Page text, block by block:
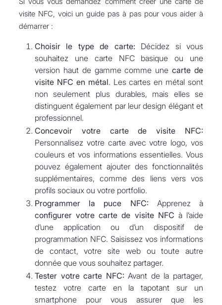
visite NFC, voici un guide pas à pas pour vous aider à
démarrer :
Choisir le type de carte: Décidez si vous
souhaitez une carte NFC basique ou une
version haut de gamme comme unecarte de
visite NFC en métal. Les cartes en métal sont
non seulement plus durables, mais elles se
distinguent également par leur design élégant et
professionnel.
Concevoir votre carte de visite NFC:
Personnalisez votre carte avec votre logo, vos
couleurs et vos informations essentielles. Vous
pouvez également ajouter des fonctionnalités
supplémentaires, comme des liens vers vos
profils sociaux ou votre portfolio.
Programmer la puce NFC: Apprenez à
configurer votre carte de visite NFC à l’aide
d’une application ou d’un dispositif de
programmation NFC. Saisissez vos informations
de contact, votre site web ou toute autre
donnée que vous souhaitez partager.
Tester votre carte NFC:Avant de la partager,
testez votre carte en la tapotant sur un
smartphone pour vous assurer que les